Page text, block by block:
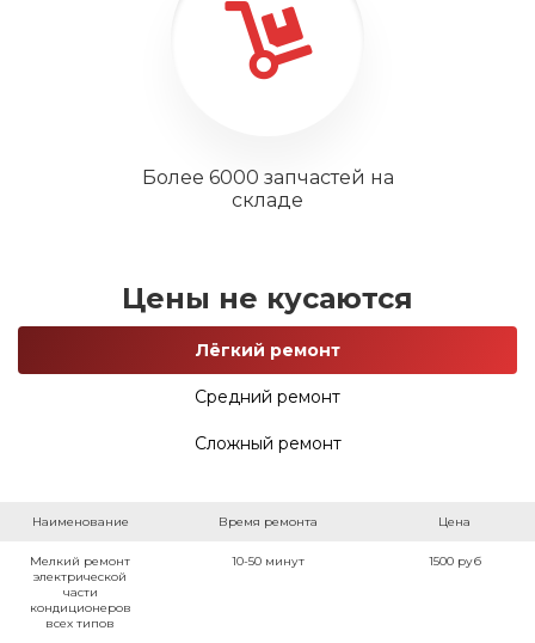
Более 6000 запчастей на
складе
Цены не кусаются
Лёгкий ремонт
Средний ремонт
Сложный ремонт
Наименование Время ремонта Цена
Мелкий ремонт
электрической
части
кондиционеров
всех типов
10-50 минут 1500 руб